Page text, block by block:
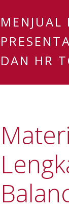
MENJUAL
DAN HR